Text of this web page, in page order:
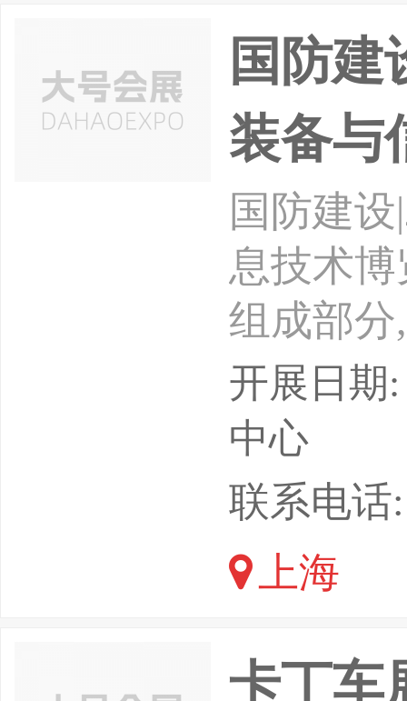
动车行
国防建
装备与
国防建
息技术
组成部
高端制
的发展,
定、经
点。上
户,科技
开展日期
中心
联系电话
上海
卡丁车